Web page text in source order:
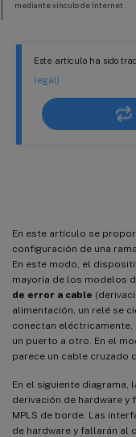
Este artículo ha sido
legal)
En este artículo se
configuración de una
En este modo, el
mayoría de los modelos
de error a cable
alimentación, un relé se
conectan eléctricamente,
un puerto a otro. En el
parece un cable cruzado
En el siguiente diagrama,
derivación de hardware
MPLS de borde. Las
de hardware y fallarán al
mediante vínculo de Internet